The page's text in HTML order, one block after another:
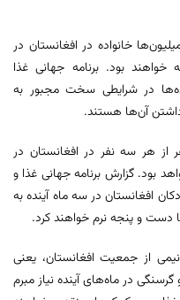
خانواده در افغانستان در
بود. برنامه جهانی غذا
در شرایطی سخت مجبور به
آن‌ها هستند.
از هر سه نفر در افغانستان در
بود. گزارش برنامه جهانی غذا و
افغانستان در سه ماه آینده به
دست و پنجه نرم خواهند کرد.
از جمعیت افغانستان، یعنی
و گرسنگی در ماه‌های آینده نیاز مبرم